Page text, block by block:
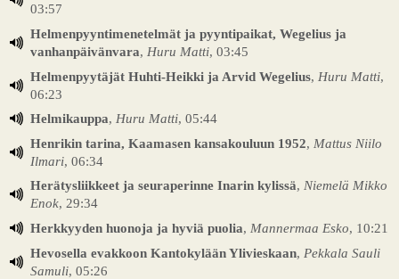
03:57
Helmenpyyntimenetelmät ja pyyntipaikat, Wegelius ja
vanhanpäivänvara, Huru Matti, 03:45
Helmenpyytäjät Huhti-Heikki ja Arvid Wegelius, Huru Matti,
06:23
Helmikauppa, Huru Matti, 05:44
Henrikin tarina, Kaamasen kansakouluun 1952, Mattus Niilo
Ilmari, 06:34
Herätysliikkeet ja seuraperinne Inarin kylissä, Niemelä Mikko
Enok, 29:34
Herkkyyden huonoja ja hyviä puolia, Mannermaa Esko, 10:21
Hevosella evakkoon Kantokylään Ylivieskaan, Pekkala Sauli
Samuli, 05:26